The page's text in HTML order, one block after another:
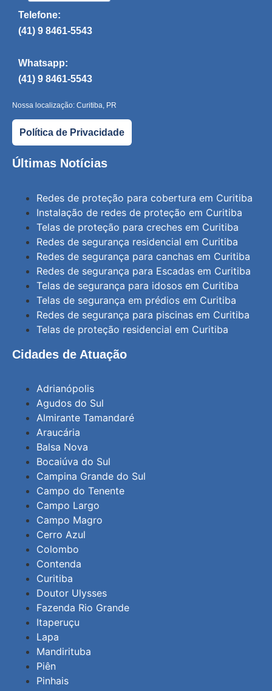
Telefone:
(41) 9 8461-5543
Whatsapp:
(41) 9 8461-5543
Nossa localização: Curitiba, PR
Política de Privacidade
Últimas Notícias
Redes de proteção para cobertura em Curitiba
Instalação de redes de proteção em Curitiba
Telas de proteção para creches em Curitiba
Redes de segurança residencial em Curitiba
Redes de segurança para canchas em Curitiba
Redes de segurança para Escadas em Curitiba
Telas de segurança para idosos em Curitiba
Telas de segurança em prédios em Curitiba
Redes de segurança para piscinas em Curitiba
Telas de proteção residencial em Curitiba
Cidades de Atuação
Adrianópolis
Agudos do Sul
Almirante Tamandaré
Araucária
Balsa Nova
Bocaiúva do Sul
Campina Grande do Sul
Campo do Tenente
Campo Largo
Campo Magro
Cerro Azul
Colombo
Contenda
Curitiba
Doutor Ulysses
Fazenda Rio Grande
Itaperuçu
Lapa
Mandirituba
Piên
Pinhais